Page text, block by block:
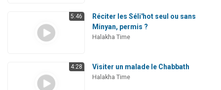
5:46
Réciter les Séli'hot seul ou sans
Minyan, permis ?
Halakha Time
4:28 Visiter un malade le Chabbath
Halakha Time